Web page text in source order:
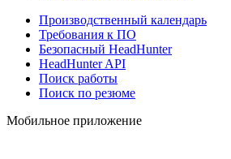
Производственный календарь
Требования к ПО
Безопасный HeadHunter
HeadHunter API
Поиск работы
Поиск по резюме
Мобильное приложение